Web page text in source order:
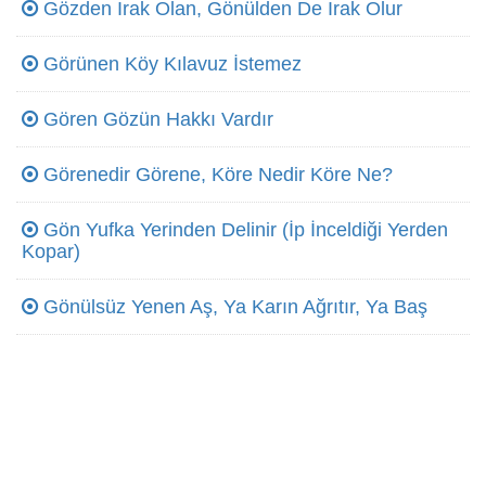
Gözden Irak Olan, Gönülden De Irak Olur
Görünen Köy Kılavuz İstemez
Gören Gözün Hakkı Vardır
Görenedir Görene, Köre Nedir Köre Ne?
Gön Yufka Yerinden Delinir (İp İnceldiği Yerden
Kopar)
Gönülsüz Yenen Aş, Ya Karın Ağrıtır, Ya Baş